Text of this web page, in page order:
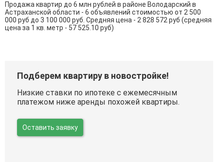
Продажа квартир до 6 млн рублей в районе Володарский в
Астраханской области - 6 объявлений стоимостью от 2 500
000 руб до 3 100 000 руб. Средняя цена - 2 828 572 руб (средняя
цена за 1 кв. метр - 57 525.10 руб)
Подберем квартиру в новостройке!
Низкие ставки по ипотеке с ежемесячным
платежом ниже аренды похожей квартиры.
Оставить заявку